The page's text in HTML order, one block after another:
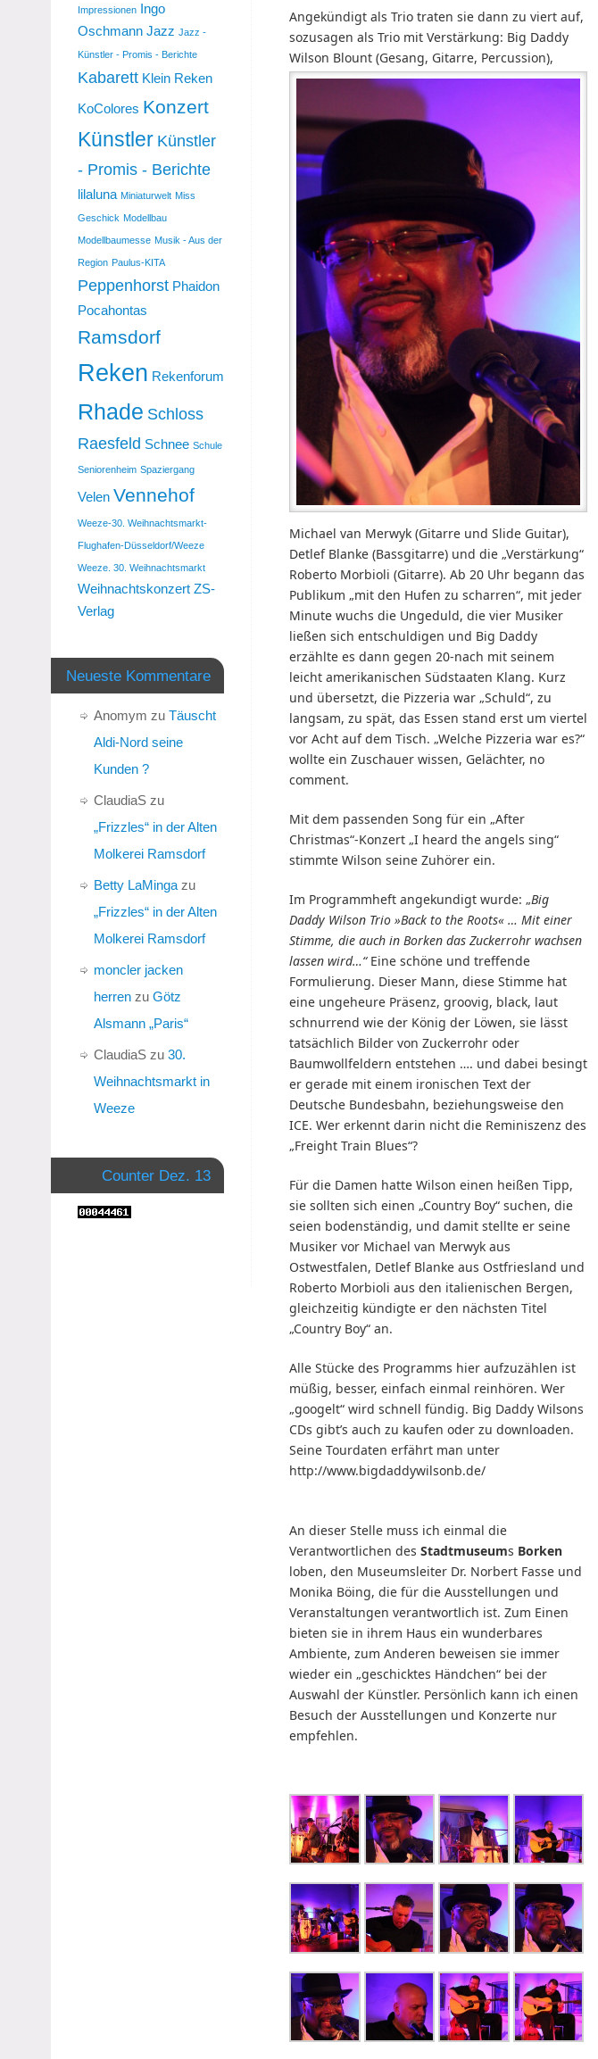
Angekündigt als Trio traten sie dann zu viert auf,
sozusagen als Trio mit Verstärkung: Big Daddy
Wilson Blount (Gesang, Gitarre, Percussion),
Michael van Merwyk (Gitarre und Slide Guitar),
Detlef Blanke (Bassgitarre) und die „Verstärkung“
Roberto Morbioli (Gitarre). Ab 20 Uhr begann das
Publikum „mit den Hufen zu scharren“, mit jeder
Minute wuchs die Ungeduld, die vier Musiker
ließen sich entschuldigen und Big Daddy
erzählte es dann gegen 20-nach mit seinem
leicht amerikanischen Südstaaten Klang. Kurz
und übersetzt, die Pizzeria war „Schuld“, zu
langsam, zu spät, das Essen stand erst um viertel
vor Acht auf dem Tisch. „Welche Pizzeria war es?“
wollte ein Zuschauer wissen, Gelächter, no
comment.
Mit dem passenden Song für ein „After
Christmas“-Konzert „I heard the angels sing“
stimmte Wilson seine Zuhörer ein.
Im Programmheft angekundigt wurde: „Big
Daddy Wilson Trio »Back to the Roots« … Mit einer
Stimme, die auch in Borken das Zuckerrohr wachsen
lassen wird…“ Eine schöne und treffende
Formulierung. Dieser Mann, diese Stimme hat
eine ungeheure Präsenz, groovig, black, laut
schnurrend wie der König der Löwen, sie lässt
tatsächlich Bilder von Zuckerrohr oder
Baumwollfeldern entstehen …. und dabei besingt
er gerade mit einem ironischen Text der
Deutsche Bundesbahn, beziehungsweise den
ICE. Wer erkennt darin nicht die Reminiszenz des
„Freight Train Blues“?
Für die Damen hatte Wilson einen heißen Tipp,
sie sollten sich einen „Country Boy“ suchen, die
seien bodenständig, und damit stellte er seine
Musiker vor Michael van Merwyk aus
Ostwestfalen, Detlef Blanke aus Ostfriesland und
Roberto Morbioli aus den italienischen Bergen,
gleichzeitig kündigte er den nächsten Titel
„Country Boy“ an.
Alle Stücke des Programms hier aufzuzählen ist
müßig, besser, einfach einmal reinhören. Wer
„googelt“ wird schnell fündig. Big Daddy Wilsons
CDs gibt’s auch zu kaufen oder zu downloaden.
Seine Tourdaten erfährt man unter
http://www.bigdaddywilsonb.de/
An dieser Stelle muss ich einmal die
Verantwortlichen des Stadtmuseums Borken
loben, den Museumsleiter Dr. Norbert Fasse und
Monika Böing, die für die Ausstellungen und
Veranstaltungen verantwortlich ist. Zum Einen
bieten sie in ihrem Haus ein wunderbares
Ambiente, zum Anderen beweisen sie immer
wieder ein „geschicktes Händchen“ bei der
Auswahl der Künstler. Persönlich kann ich einen
Besuch der Ausstellungen und Konzerte nur
empfehlen.
Impressionen Ingo
Oschmann Jazz Jazz -
Künstler - Promis - Berichte
Kabarett Klein Reken
KoColores Konzert
Künstler Künstler
- Promis - Berichte
lilaluna Miniaturwelt Miss
Geschick Modellbau
Modellbaumesse Musik - Aus der
Region Paulus-KITA
Peppenhorst Phaidon
Pocahontas
Ramsdorf
Reken Rekenforum
Rhade Schloss
Raesfeld Schnee Schule
Seniorenheim Spaziergang
Velen Vennehof
Weeze-30. Weihnachtsmarkt-
Flughafen-Düsseldorf/Weeze
Weeze. 30. Weihnachtsmarkt
Weihnachtskonzert ZS-
Verlag
Neueste Kommentare
Anomym zu Täuscht
Aldi-Nord seine
Kunden ?
ClaudiaS zu
„Frizzles“ in der Alten
Molkerei Ramsdorf
Betty LaMinga zu
„Frizzles“ in der Alten
Molkerei Ramsdorf
moncler jacken
herren zu Götz
Alsmann „Paris“
ClaudiaS zu 30.
Weihnachtsmarkt in
Weeze
Counter Dez. 13